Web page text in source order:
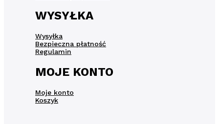
WYSYŁKA
Wysyłka
Bezpieczna płatność
Regulamin
MOJE KONTO
Moje konto
Koszyk